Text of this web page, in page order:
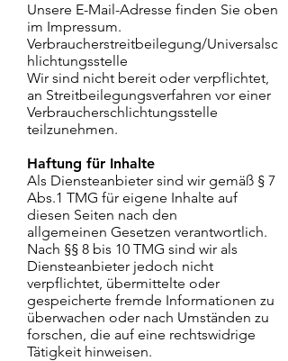
Unsere E-Mail-Adresse finden Sie oben
im Impressum.
Verbraucherstreitbeilegung/Universalsc
hlichtungsstelle
Wir sind nicht bereit oder verpflichtet,
an Streitbeilegungsverfahren vor einer
Verbraucherschlichtungsstelle
teilzunehmen.
Haftung für Inhalte
Als Diensteanbieter sind wir gemäß § 7
Abs.1 TMG für eigene Inhalte auf
diesen Seiten nach den
allgemeinen Gesetzen verantwortlich.
Nach §§ 8 bis 10 TMG sind wir als
Diensteanbieter jedoch nicht
verpflichtet, übermittelte oder
gespeicherte fremde Informationen zu
überwachen oder nach Umständen zu
forschen, die auf eine rechtswidrige
Tätigkeit hinweisen.